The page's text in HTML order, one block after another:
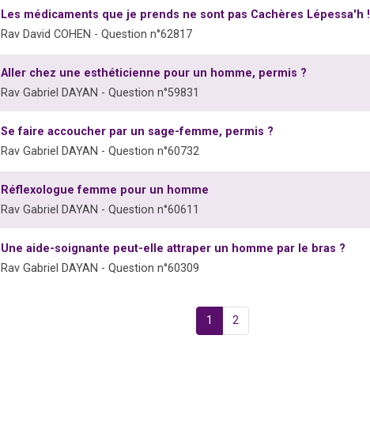
Les médicaments que je prends ne sont pas Cachères Lépessa'h !
Rav David COHEN - Question n°62817
Aller chez une esthéticienne pour un homme, permis ?
Rav Gabriel DAYAN - Question n°59831
Se faire accoucher par un sage-femme, permis ?
Rav Gabriel DAYAN - Question n°60732
Réflexologue femme pour un homme
Rav Gabriel DAYAN - Question n°60611
Une aide-soignante peut-elle attraper un homme par le bras ?
Rav Gabriel DAYAN - Question n°60309
1 2